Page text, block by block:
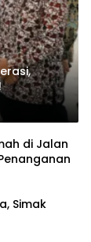
di Jalan
Simak